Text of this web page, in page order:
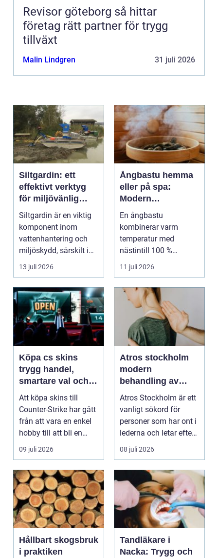
Revisor göteborg så hittar
företag rätt partner för trygg
tillväxt
Malin Lindgren 31 juli 2026
Siltgardin: ett
effektivt verktyg
för miljövänlig
vattenhantering
Siltgardin är en viktig
komponent inom
vattenhantering och
miljöskydd, särskilt i
verksamheter som i...
13 juli 2026
Ångbastu hemma
eller på spa:
Modern
återhämtning med
uråldrig logik
En ångbastu
kombinerar varm
temperatur med
nästintill 100 %
luftfuktighet för att
sk...
11 juli 2026
Köpa cs skins
trygg handel,
smartare val och
bättre affärer
Att köpa skins till
Counter-Strike har gått
från att vara en enkel
hobby till att bli en
egen liten ...
09 juli 2026
Atros stockholm
modern
behandling av
ledbesvär i
huvudstaden
Atros Stockholm är ett
vanligt sökord för
personer som har ont i
lederna och letar efter
hjälp i huv...
08 juli 2026
Hållbart skogsbruk
i praktiken
Tandläkare i
Nacka: Trygg och